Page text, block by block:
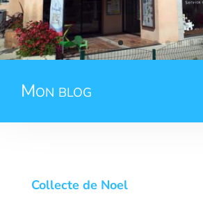
Mon blog
Collecte de Noel